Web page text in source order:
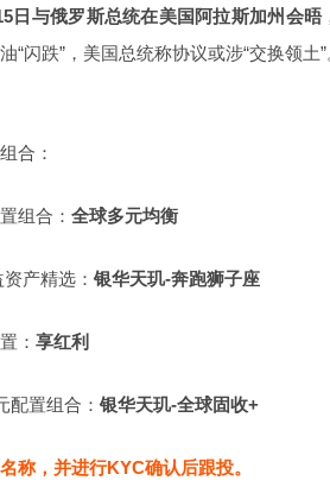
日与俄罗斯总统在美国阿拉斯加州会晤
“闪跌”，美国总统称协议或涉“交换领土
合：
组合： 全球多元均衡
产精选： 银华天玑-奔跑狮子座
： 享红利
配置组合： 银华天玑-全球固收+
称，并进行KYC确认后跟投。